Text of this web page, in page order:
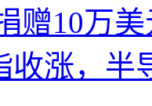
赠10万
收涨，半